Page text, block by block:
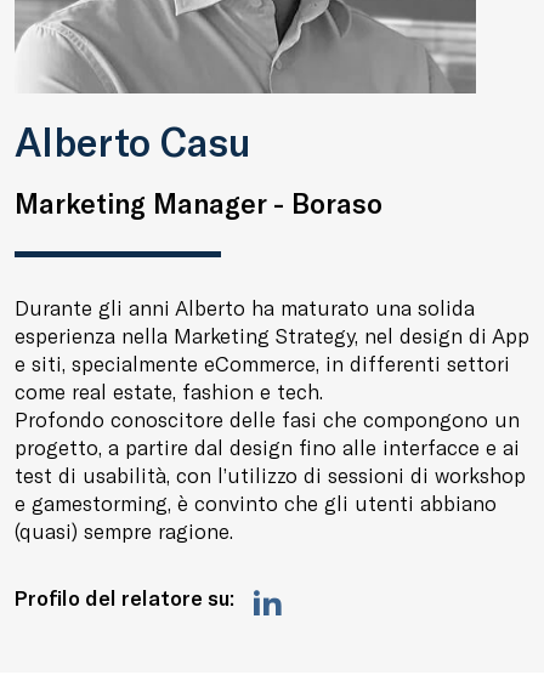
Alberto Casu
Marketing Manager - Boraso
Durante gli anni Alberto ha maturato una solida
esperienza nella Marketing Strategy, nel design di App
e siti, specialmente eCommerce, in differenti settori
come real estate, fashion e tech.
Profondo conoscitore delle fasi che compongono un
progetto, a partire dal design fino alle interfacce e ai
test di usabilità, con l’utilizzo di sessioni di workshop
e gamestorming, è convinto che gli utenti abbiano
(quasi) sempre ragione.
Profilo del relatore su: